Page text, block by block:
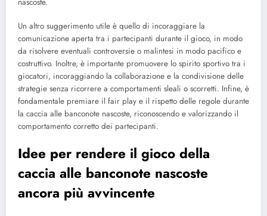
Un altro suggerimento utile è quello di incoraggiare la
comunicazione aperta tra i partecipanti durante il gioco, in modo
da risolvere eventuali controversie o malintesi in modo pacifico e
costruttivo. Inoltre, è importante promuovere lo spirito sportivo tra i
giocatori, incoraggiando la collaborazione e la condivisione delle
strategie senza ricorrere a comportamenti sleali o scorretti. Infine, è
fondamentale premiare il fair play e il rispetto delle regole durante
la caccia alle banconote nascoste, riconoscendo e valorizzando il
comportamento corretto dei partecipanti.
Idee per rendere il gioco della
caccia alle banconote nascoste
ancora più avvincente